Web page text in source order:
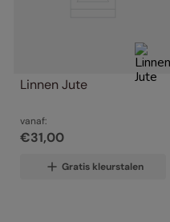
Linnen Jute
vanaf:
€31,00
Gratis kleurstalen